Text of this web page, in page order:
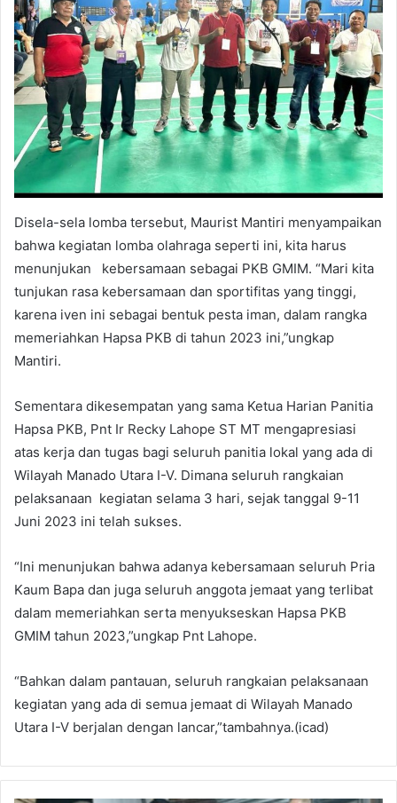
Disela-sela lomba tersebut, Maurist Mantiri menyampaikan
bahwa kegiatan lomba olahraga seperti ini, kita harus
menunjukan kebersamaan sebagai PKB GMIM. “Mari kita
tunjukan rasa kebersamaan dan sportifitas yang tinggi,
karena iven ini sebagai bentuk pesta iman, dalam rangka
memeriahkan Hapsa PKB di tahun 2023 ini,”ungkap
Mantiri.
Sementara dikesempatan yang sama Ketua Harian Panitia
Hapsa PKB, Pnt Ir Recky Lahope ST MT mengapresiasi
atas kerja dan tugas bagi seluruh panitia lokal yang ada di
Wilayah Manado Utara I-V. Dimana seluruh rangkaian
pelaksanaan kegiatan selama 3 hari, sejak tanggal 9-11
Juni 2023 ini telah sukses.
“Ini menunjukan bahwa adanya kebersamaan seluruh Pria
Kaum Bapa dan juga seluruh anggota jemaat yang terlibat
dalam memeriahkan serta menyukseskan Hapsa PKB
GMIM tahun 2023,”ungkap Pnt Lahope.
“Bahkan dalam pantauan, seluruh rangkaian pelaksanaan
kegiatan yang ada di semua jemaat di Wilayah Manado
Utara I-V berjalan dengan lancar,”tambahnya.(icad)